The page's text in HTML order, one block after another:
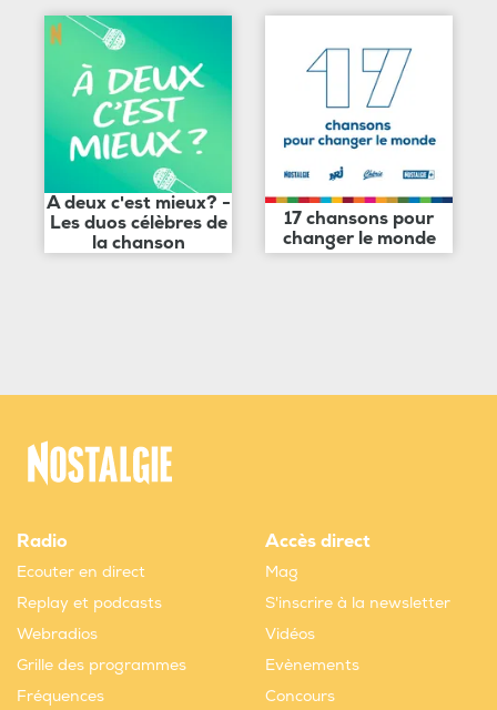
A deux c'est mieux? -
Les duos célèbres de
la chanson
17 chansons pour
changer le monde
Radio
Ecouter en direct
Replay et podcasts
Webradios
Grille des programmes
Fréquences
Accès direct
Mag
S'inscrire à la newsletter
Vidéos
Evènements
Concours